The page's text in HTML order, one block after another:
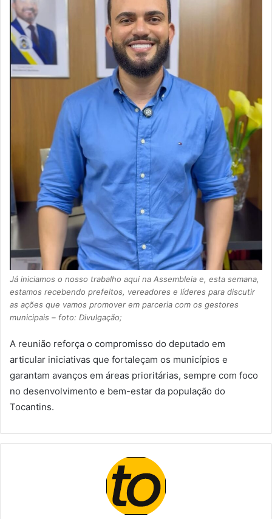
Já iniciamos o nosso trabalho aqui na Assembleia e, esta semana,
estamos recebendo prefeitos, vereadores e líderes para discutir
as ações que vamos promover em parceria com os gestores
municipais – foto: Divulgação;
A reunião reforça o compromisso do deputado em
articular iniciativas que fortaleçam os municípios e
garantam avanços em áreas prioritárias, sempre com foco
no desenvolvimento e bem-estar da população do
Tocantins.